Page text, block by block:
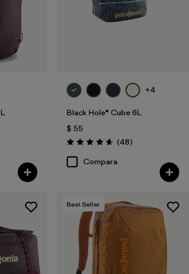
+4
Black Hole® Cube 6L
$ 55
Valoración: 4.7 / 5
(48Comentarios
)
Compara
Best Seller